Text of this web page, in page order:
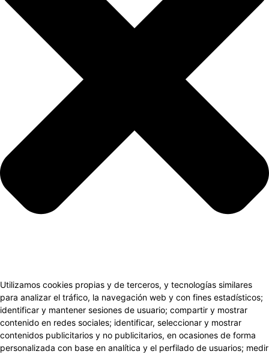
Utilizamos cookies propias y de terceros, y tecnologías similares
para analizar el tráfico, la navegación web y con fines estadísticos;
identificar y mantener sesiones de usuario; compartir y mostrar
contenido en redes sociales; identificar, seleccionar y mostrar
contenidos publicitarios y no publicitarios, en ocasiones de forma
personalizada con base en analítica y el perfilado de usuarios; medir